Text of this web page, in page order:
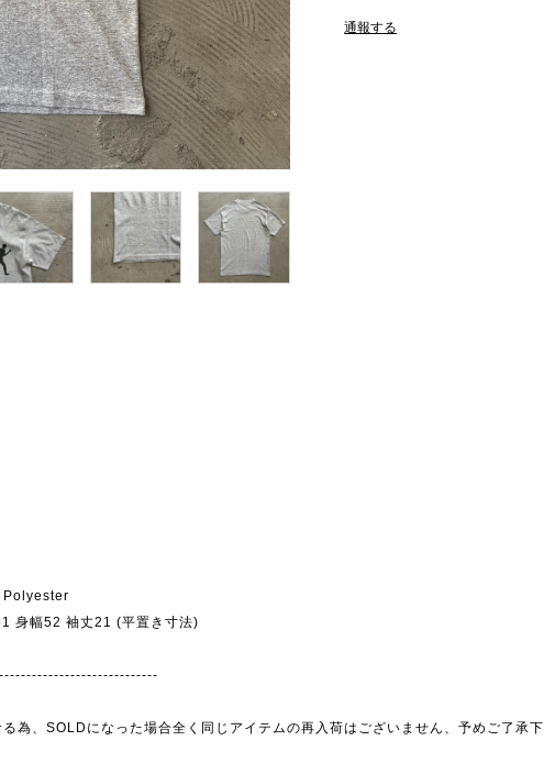
通報する
Polyester
身幅52 袖丈21 (平置き寸法)
為、SOLDになった場合全く同じアイテムの再入荷はございません、予めご了承下